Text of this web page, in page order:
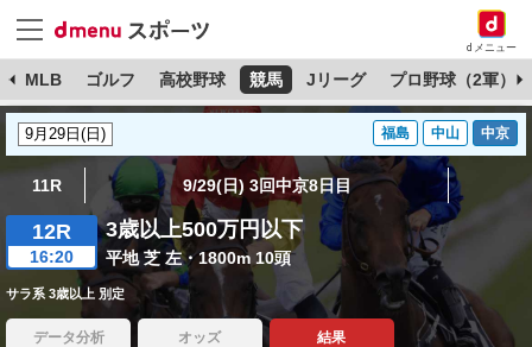
dメニュー
MLB ゴルフ 高校野球 競馬 Jリーグ プロ野球（2軍）
福島 中山 中京
11R 9/29(日) 3回中京8日目
12R
16:20
3歳以上500万円以下
平地 芝 左・1800m 10頭
サラ系 3歳以上 別定
データ分析 オッズ 結果